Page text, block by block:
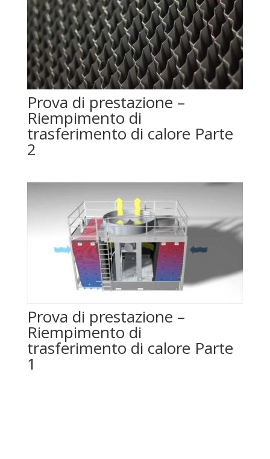
Prova di prestazione –
Riempimento di
trasferimento di calore Parte
2
Prova di prestazione –
Riempimento di
trasferimento di calore Parte
1